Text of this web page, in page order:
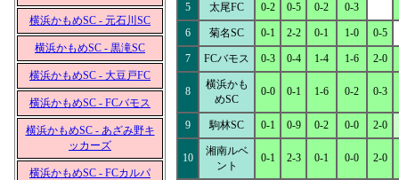
横浜かもめSC - 元石川SC
横浜かもめSC - 黒滝SC
横浜かもめSC - 大豆戸FC
横浜かもめSC - FCバモス
横浜かもめSC - あざみ野キ
ッカーズ
横浜かもめSC - FCカルパ
5 太尾FC 0-2 0-5 0-2 0-3
6 菊名SC 0-1 2-2 0-1 1-0 0-5
7 FCバモス 0-3 0-4 1-4 1-6 2-0
8
横浜かも
めSC
0-0 0-1 1-6 0-2 0-3
9 駒林SC 0-1 0-9 0-2 0-0 2-0
10
湘南ルベ
ント
0-1 2-3 0-1 0-0 2-0